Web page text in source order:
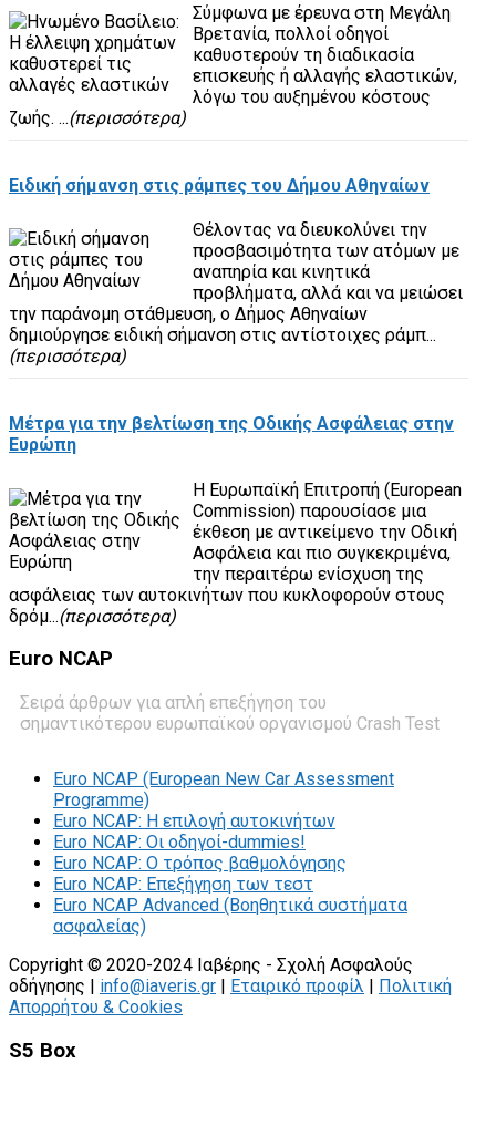
Σύμφωνα με έρευνα στη Μεγάλη
Βρετανία, πολλοί οδηγοί
καθυστερούν τη διαδικασία
επισκευής ή αλλαγής ελαστικών,
λόγω του αυξημένου κόστους
ζωής. ...(περισσότερα)
Ειδική σήμανση στις ράμπες του Δήμου Αθηναίων
Θέλοντας να διευκολύνει την
προσβασιμότητα των ατόμων με
αναπηρία και κινητικά
προβλήματα, αλλά και να μειώσει
την παράνομη στάθμευση, ο Δήμος Αθηναίων
δημιούργησε ειδική σήμανση στις αντίστοιχες ράμπ...
(περισσότερα)
Μέτρα για την βελτίωση της Οδικής Ασφάλειας στην
Ευρώπη
Η Ευρωπαϊκή Επιτροπή (European
Commission) παρουσίασε μια
έκθεση με αντικείμενο την Οδική
Ασφάλεια και πιο συγκεκριμένα,
την περαιτέρω ενίσχυση της
ασφάλειας των αυτοκινήτων που κυκλοφορούν στους
δρόμ...(περισσότερα)
Euro NCAP
Σειρά άρθρων για απλή επεξήγηση του
σημαντικότερου ευρωπαϊκού οργανισμού Crash Test
Euro NCAP (European New Car Assessment
Programme)
Euro NCAP: Η επιλογή αυτοκινήτων
Euro NCAP: Οι οδηγοί-dummies!
Euro NCAP: O τρόπος βαθμολόγησης
Euro NCAP: Επεξήγηση των τεστ
Euro NCAP Advanced (Βοηθητικά συστήματα
ασφαλείας)
Copyright © 2020-2024 Ιαβέρης - Σχολή Ασφαλούς
οδήγησης | info@iaveris.gr | Εταιρικό προφίλ | Πολιτική
Απορρήτου & Cookies
S5 Box